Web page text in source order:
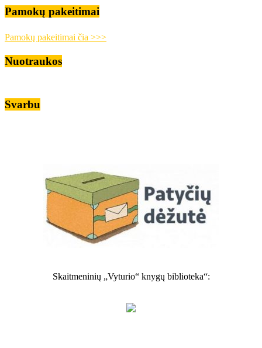
Pamokų pakeitimai
Pamokų pakeitimai čia >>>
Nuotraukos
Svarbu
Skaitmeninių „Vyturio“ knygų biblioteka“: